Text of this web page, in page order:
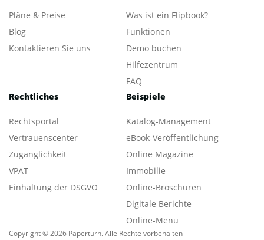
Pläne & Preise
Blog
Kontaktieren Sie uns
Was ist ein Flipbook?
Funktionen
Demo buchen
Hilfezentrum
FAQ
Rechtliches
Rechtsportal
Vertrauenscenter
Zugänglichkeit
VPAT
Einhaltung der DSGVO
Beispiele
Katalog-Management
eBook-Veröffentlichung
Online Magazine
Immobilie
Online-Broschüren
Digitale Berichte
Online-Menü
Copyright © 2026 Paperturn. Alle Rechte vorbehalten